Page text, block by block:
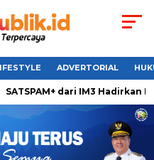
ADVERTORIAL
dari IM3 Hadirkan